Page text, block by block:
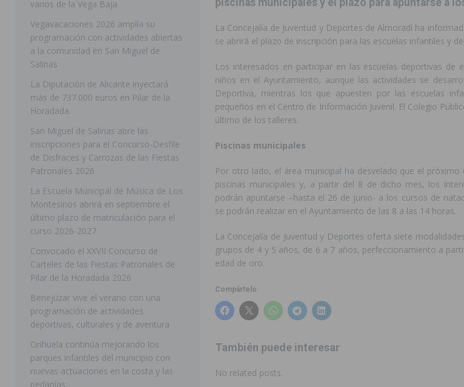
[ 05/08/2026 ]
Orihuela ultima diferentes soluciones para garantizar la seguridad y la continuidad educativa
CEIP Virgen de la Puerta
ORIHUELA
Torrevieja presenta su programación de finales de 2026 tras superar los 78.000 espectadores
[ 05/08/2026 ] Sanidad Orihuela llama a observar el eclipse solar del 12 de agosto con protección
los desplazamientos
ORIHUELA
Orihuela acogerá una sesión informativa sobre los recursos disponibles para las mujeres
ORIHUELA
[ 06/08/2026 ]
Redován presenta la programación de sus Fiestas Patronales en honor a la Virgen de la Salud y
[ 06/08/2026 ] El PSOE denuncia una nueva prórroga de la ORA en Orihuela ‘sin mejoras ni bonificaciones’
[ 06/08/2026 ]
La Diputación destina dos millones de euros a la prevención de incendios en los municipios
ellos varios de la Vega Baja
COMARCA
[ 06/08/2026 ] Vegavacaciones 2026 amplía su programación con actividades abiertas a la comunidad en San
La Concejalía de Juventud y Deportes de Almoradí ha
se abrirá el plazo de inscripción para las escuelas infantiles y
Los interesados en participar en las escuelas deportivas de
niños en el Ayuntamiento, aunque las actividades se
Deportiva, mientras los que apuesten por las escuelas
pequeños en el Centro de Información Juvenil. El Colegio
último de los talleres.
Piscinas municipales
Por otro lado, el área municipal ha desvelado que el
piscinas municipales y, a partir del 8 de dicho mes, los
podrán apuntarse –hasta el 26 de junio- a los cursos de
se podrán realizar en el Ayuntamiento de las 8 a las 14 horas.
La Concejalía de Juventud y Deportes oferta siete
grupos de 4 y 5 años, de 6 a 7 años, perfeccionamiento a
edad de oro.
Compártelo:
También puede interesar
No related posts.
varios de la Vega Baja
Vegavacaciones 2026 amplía su
programación con actividades abiertas
a la comunidad en San Miguel de
Salinas
La Diputación de Alicante inyectará
más de 737.000 euros en Pilar de la
Horadada
San Miguel de Salinas abre las
inscripciones para el Concurso-Desfile
de Disfraces y Carrozas de las Fiestas
Patronales 2026
La Escuela Municipal de Música de Los
Montesinos abrirá en septiembre el
último plazo de matriculación para el
curso 2026-2027
Convocado el XXVII Concurso de
Carteles de las Fiestas Patronales de
Pilar de la Horadada 2026
Benejúzar vive el verano con una
programación de actividades
deportivas, culturales y de aventura
Orihuela continúa mejorando los
parques infantiles del municipio con
nuevas actuaciones en la costa y las
pedanías